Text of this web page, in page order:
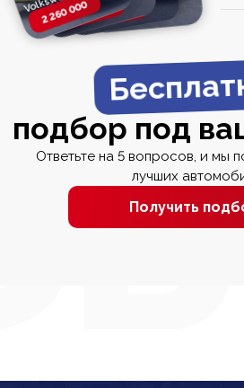
2 260 0002 820 000
2 820 0002 670 000
подбор под
Ответьте на 5 вопросов, и мы
лучших
Получить